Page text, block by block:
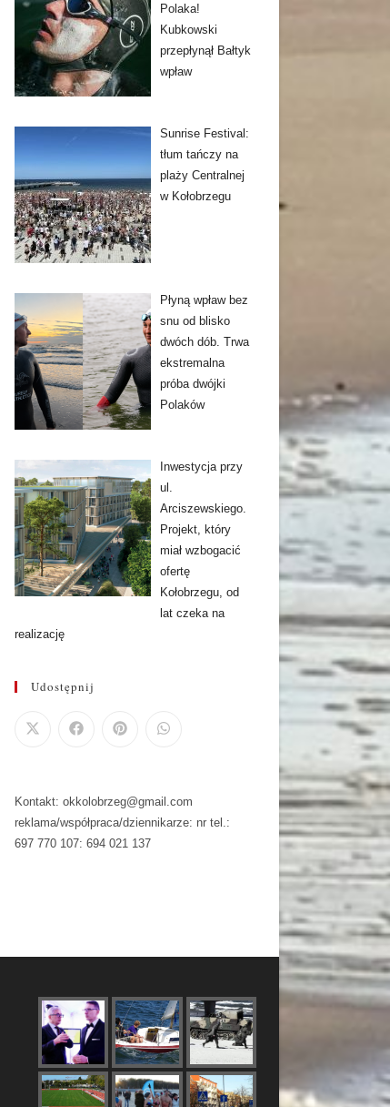
Polaka!
Kubkowski
przepłynął Bałtyk
wpław
Sunrise Festival:
tłum tańczy na
plaży Centralnej
w Kołobrzegu
Płyną wpław bez
snu od blisko
dwóch dób. Trwa
ekstremalna
próba dwójki
Polaków
Inwestycja przy
ul.
Arciszewskiego.
Projekt, który
miał wzbogacić
ofertę
Kołobrzegu, od
lat czeka na
realizację
Udostępnij
Kontakt: okkolobrzeg@gmail.com
reklama/współpraca/dziennikarze: nr tel.:
697 770 107: 694 021 137